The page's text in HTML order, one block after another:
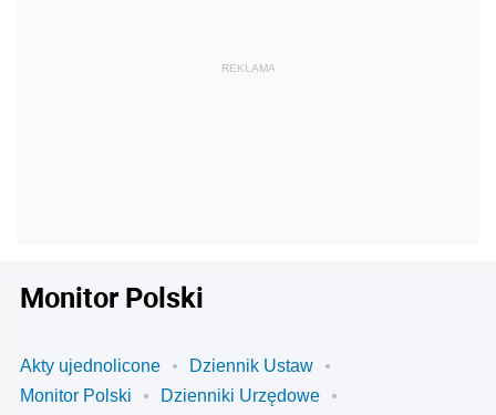
Monitor Polski
Akty ujednolicone
Dziennik Ustaw
Monitor Polski
Dzienniki Urzędowe